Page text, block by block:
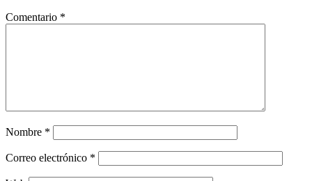
Comentario *
Nombre *
Correo electrónico *